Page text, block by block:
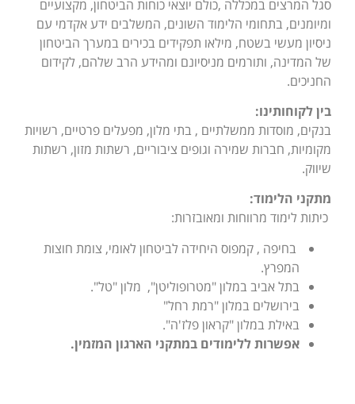
סגל המרצים במכללה ,כולם יוצאי כוחות הביטחון, מקצועיים
ומיומנים, בתחומי הלימוד השונים, המשלבים ידע אקדמי עם
ניסיון מעשי בשטח, מילאו תפקידים בכירים במערך הביטחון
של המדינה, ותורמים מניסיונם ומהידע הרב שלהם, לקידום
החניכים.
בין לקוחותינו:
בנקים, מוסדות ממשלתיים , בתי מלון, מפעלים פרטיים, רשויות
מקומיות, חברות שמירה וגופים ציבוריים, רשתות מזון, רשתות
שיווק.
מתקני הלימוד:
כיתות לימוד מרווחות ומאובזרות:
בחיפה , קמפוס היחידה לביטחון לאומי, צומת חוצות
המפרץ.
בתל אביב במלון "מטרופוליטן", מלון "טל".
בירושלים במלון "רמת רחל"
באילת במלון "קראון פלז'ה".
אפשרות ללימודים במתקני הארגון המזמין.